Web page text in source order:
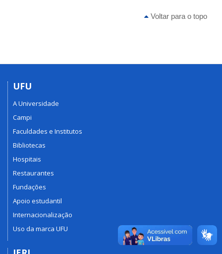
Voltar para o topo
UFU
A Universidade
Campi
Faculdades e Institutos
Bibliotecas
Hospitais
Restaurantes
Fundações
Apoio estudantil
Internacionalização
Uso da marca UFU